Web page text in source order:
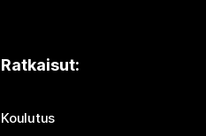
Ratkaisut:
Koulutus